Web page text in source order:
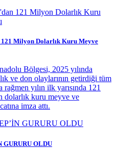
Milyon Dolarlık Kuru Meyve
Bölgesi, 2025 yılında
ve don olaylarının getirdiği tüm
yılın ilk yarısında 121
dolarlık kuru meyve ve
imza attı.
GURURU OLDU